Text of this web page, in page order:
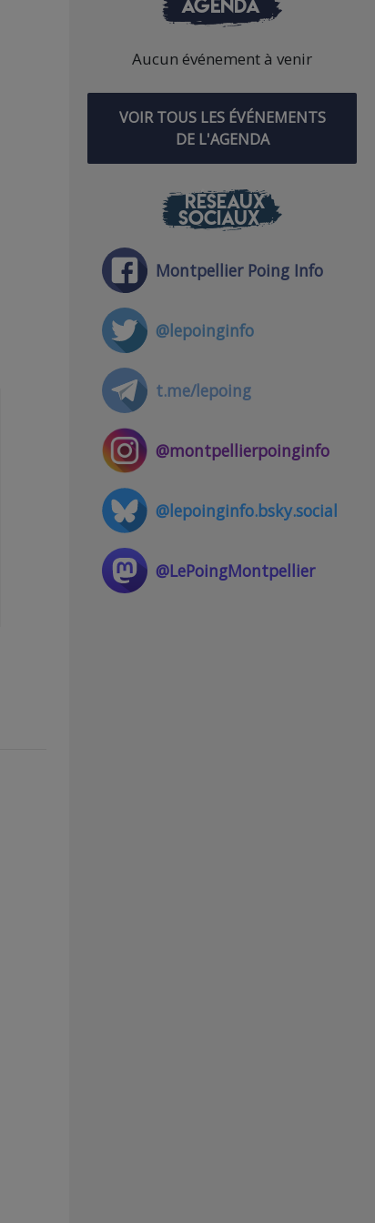
Aucun événement à venir
VOIR TOUS LES ÉVÉNEMENTS
DE L'AGENDA
RÉSEAUX
SOCIAUX
Montpellier Poing Info
@lepoinginfo
t.me/lepoing
@montpellierpoinginfo
@lepoinginfo.bsky.social
@LePoingMontpellier